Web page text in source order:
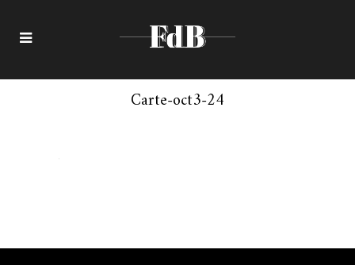
Carte-oct3-24